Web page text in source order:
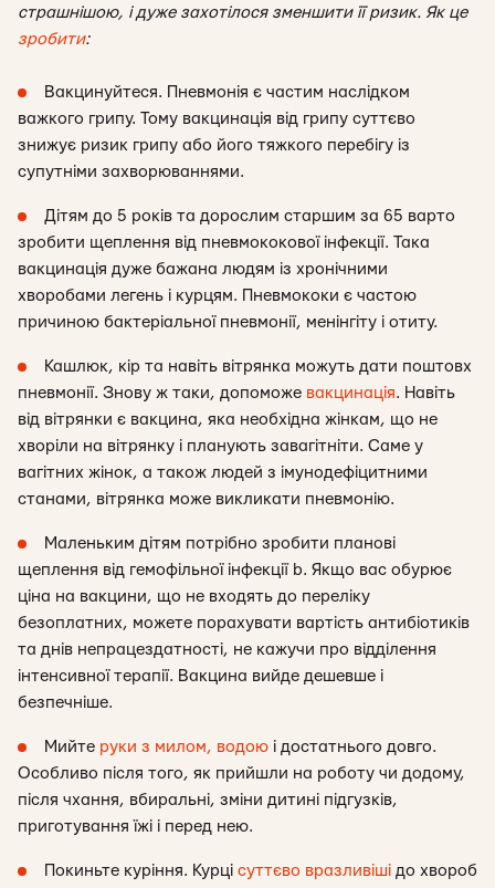
страшнішою, і дуже захотілося зменшити її ризик. Як це
зробити:
Вакцинуйтеся. Пневмонія є частим наслідком
важкого грипу. Тому вакцинація від грипу суттєво
знижує ризик грипу або його тяжкого перебігу із
супутніми захворюваннями.
Дітям до 5 років та дорослим старшим за 65 варто
зробити щеплення від пневмококової інфекції. Така
вакцинація дуже бажана людям із хронічними
хворобами легень і курцям. Пневмококи є частою
причиною бактеріальної пневмонії, менінгіту і отиту.
Кашлюк, кір та навіть вітрянка можуть дати поштовх
пневмонії. Знову ж таки, допоможе вакцинація. Навіть
від вітрянки є вакцина, яка необхідна жінкам, що не
хворіли на вітрянку і планують завагітніти. Саме у
вагітних жінок, а також людей з імунодефіцитними
станами, вітрянка може викликати пневмонію.
Маленьким дітям потрібно зробити планові
щеплення від гемофільної інфекції b. Якщо вас обурює
ціна на вакцини, що не входять до переліку
безоплатних, можете порахувати вартість антибіотиків
та днів непрацездатності, не кажучи про відділення
інтенсивної терапії. Вакцина вийде дешевше і
безпечніше.
Мийте руки з милом, водою і достатнього довго.
Особливо після того, як прийшли на роботу чи додому,
після чхання, вбиральні, зміни дитині підгузків,
приготування їжі і перед нею.
Покиньте куріння. Курці суттєво вразливіші до хвороб